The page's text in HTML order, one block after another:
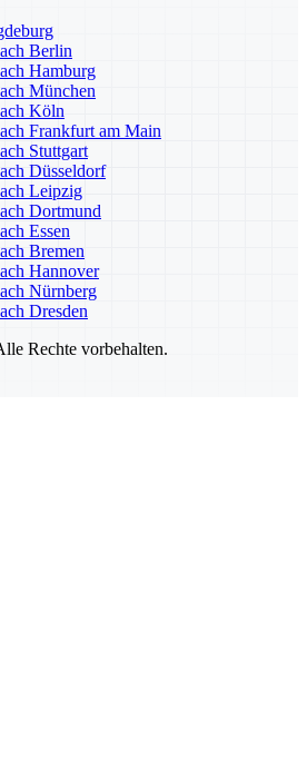
Berlin
Hamburg
München
Köln
Frankfurt am Main
Stuttgart
Düsseldorf
Leipzig
Dortmund
Essen
Bremen
Hannover
Nürnberg
Dresden
Rechte vorbehalten.